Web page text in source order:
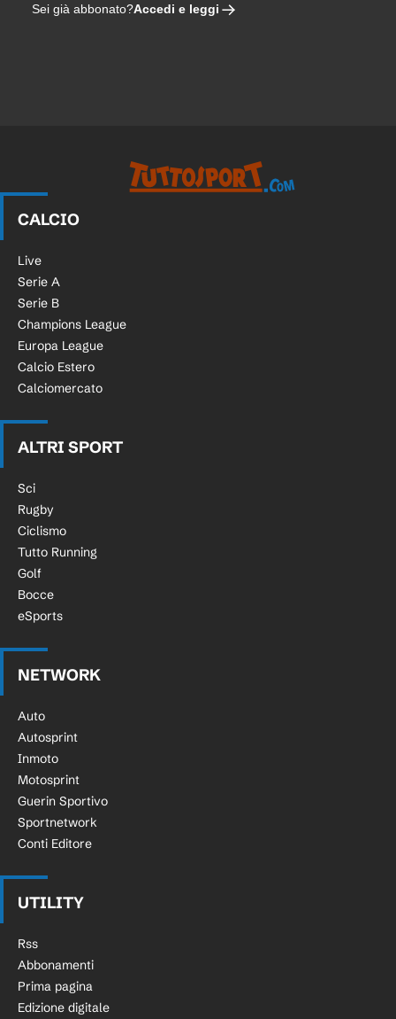
Sei già abbonato?Accedi e leggi
CALCIO
Live
Serie A
Serie B
Champions League
Europa League
Calcio Estero
Calciomercato
ALTRI SPORT
Sci
Rugby
Ciclismo
Tutto Running
Golf
Bocce
eSports
NETWORK
Auto
Autosprint
Inmoto
Motosprint
Guerin Sportivo
Sportnetwork
Conti Editore
UTILITY
Rss
Abbonamenti
Prima pagina
Edizione digitale